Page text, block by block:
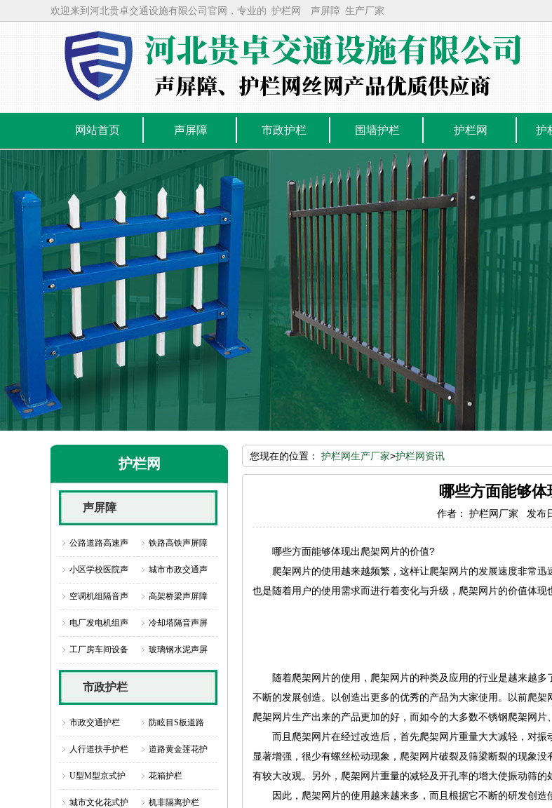
欢迎来到河北贵卓交通设施有限公司官网，专业的 护栏网 声屏障 生产厂家
网站首页 声屏障 市政护栏 围墙护栏 护栏网 护
护栏网
声屏障
公路道路高速声 铁路高铁声屏障
小区学校医院声 城市市政交通声
空调机组隔音声 高架桥梁声屏障
电厂发电机组声 冷却塔隔音声屏
工厂房车间设备 玻璃钢水泥声屏
市政护栏
市政交通护栏 防眩目S板道路
人行道扶手护栏 道路黄金莲花护
U型M型京式护 花箱护栏
城市文化花式护 机非隔离护栏
您现在的位置： 护栏网生产厂家>护栏网资讯
哪些方面能够
作者： 护栏网厂家 发布
哪些方面能够体现出爬架网片的价值?
爬架网片的使用越来越频繁，这样让爬架网片的发展速度非常迅
也是随着用户的使用需求而进行着变化与升级，爬架网片的价值体现
随着爬架网片的使用，爬架网片的种类及应用的行业是越来越多
不断的发展创造。以创造出更多的优秀的产品为大家使用。以前爬
爬架网片生产出来的产品更加的好，而如今的大多数不锈钢爬架网
而且爬架网片在经过改造后，首先爬架网片重量大大减轻，对振
显著增强，很少有螺丝松动现象，爬架网片破裂及筛梁断裂的现象
有较大改观。另外，爬架网片重量的减轻及开孔率的增大使振动筛的
因此，爬架网片的使用越来越来多，而且根据它不断的研发创造